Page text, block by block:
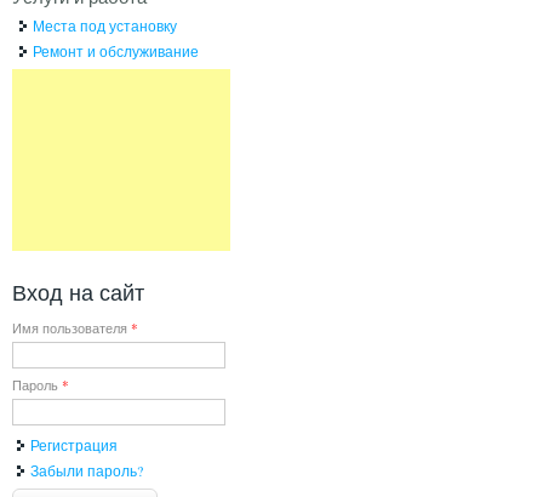
Места под установку
Ремонт и обслуживание
Вход на сайт
Имя пользователя *
Пароль *
Регистрация
Забыли пароль?